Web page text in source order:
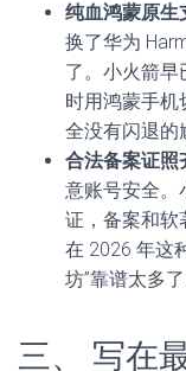
纯血鸿蒙原生
换了华为
了。小火箭早
时用鸿蒙手机
全没有闪退的
合法备案证照
意账号安全。
证，备案和软
在 2026 年这
坊”靠谱太多了
三、 写在